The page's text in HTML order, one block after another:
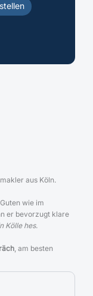
aus Köln.
wie im
er bevorzugt klare
Kölle hes.
, am besten